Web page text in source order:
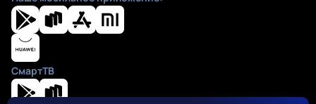
СмартТВ